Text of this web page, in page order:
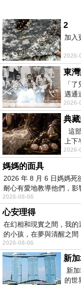
2
加入
2026-
東
「
遇通
細賞
2026-
典
這
上下
景影
2026-
媽媽的面具
2026 年 8 月 6 日媽媽死
耐心有愛地教導他們，
2026-08-06
心安理得
在幻相和現實之間，我
的小孩，在夢與清醒之
2026-08-06
新
新
的世